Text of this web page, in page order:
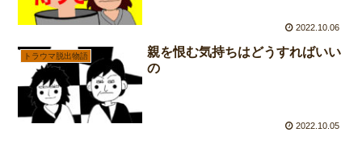
2022.10.06
トラウマ脱出物語
親を恨む気持ちはどうすればいい
の
2022.10.05